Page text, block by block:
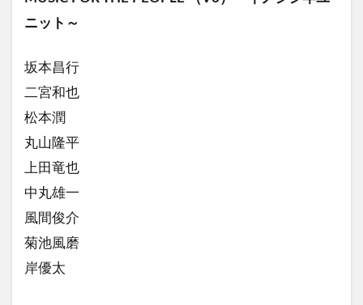
ニット～
坂本昌行
二宮和也
松本潤
丸山隆平
上田竜也
中丸雄一
風間俊介
菊池風磨
岸優太